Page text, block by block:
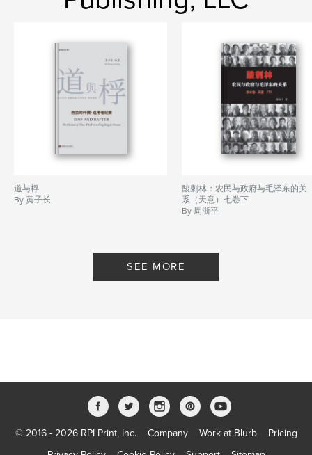
道与桴
By 黄子长
酸刺林：农民与政府与毛泽东的关
系（天意）七卷下
By 周浙平
SEE MORE
© 2016 - 2026 RPI Print, Inc. Company Work at Blurb
Pricing